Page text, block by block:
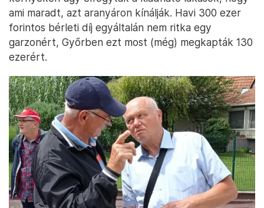
ami maradt, azt aranyáron kínálják. Havi 300 ezer
forintos bérleti díj egyáltalán nem ritka egy
garzonért, Győrben ezt most (még) megkapták 130
ezerért.